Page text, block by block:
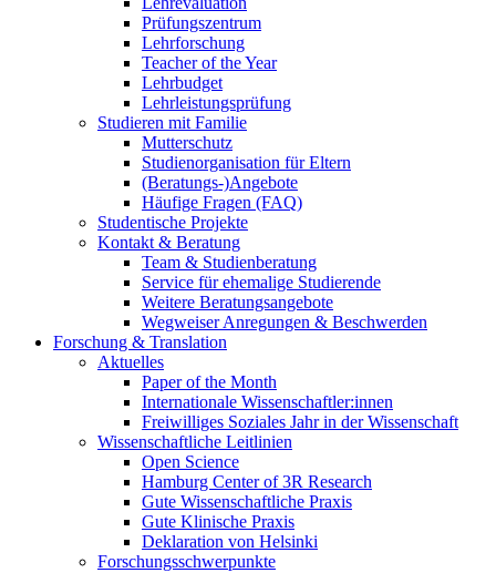
Prüfungszentrum
Lehrforschung
Teacher of the Year
Lehrbudget
Lehrleistungsprüfung
Studieren mit Familie
Mutterschutz
Studienorganisation für Eltern
(Beratungs-)Angebote
Häufige Fragen (FAQ)
Studentische Projekte
Kontakt & Beratung
Team & Studienberatung
Service für ehemalige Studierende
Weitere Beratungsangebote
Wegweiser Anregungen & Beschwerden
Forschung & Translation
Aktuelles
Paper of the Month
Internationale Wissenschaftler:innen
Freiwilliges Soziales Jahr in der Wissenschaft
Wissenschaftliche Leitlinien
Open Science
Hamburg Center of 3R Research
Gute Wissenschaftliche Praxis
Gute Klinische Praxis
Deklaration von Helsinki
Forschungsschwerpunkte